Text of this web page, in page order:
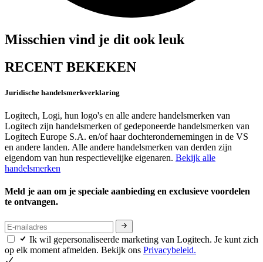
Misschien vind je dit ook leuk
RECENT BEKEKEN
Juridische handelsmerkverklaring
Logitech, Logi, hun logo's en alle andere handelsmerken van
Logitech zijn handelsmerken of gedeponeerde handelsmerken van
Logitech Europe S.A. en/of haar dochterondernemingen in de VS
en andere landen. Alle andere handelsmerken van derden zijn
eigendom van hun respectievelijke eigenaren. Bekijk alle
handelsmerken
Meld je aan om je speciale aanbieding en exclusieve voordelen
te ontvangen.
Ik wil gepersonaliseerde marketing van Logitech. Je kunt zich
op elk moment afmelden. Bekijk ons Privacybeleid.